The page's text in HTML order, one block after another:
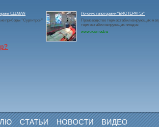
ELLMAN
приборы "Сургитрон"
Лечение гипотермии "БИОТЕРМ-5У"
Производство термостабилизирующих
термостабилизирующих пледов
www.rosmed.ru
СТАТЬИ НОВОСТИ ВИДЕО